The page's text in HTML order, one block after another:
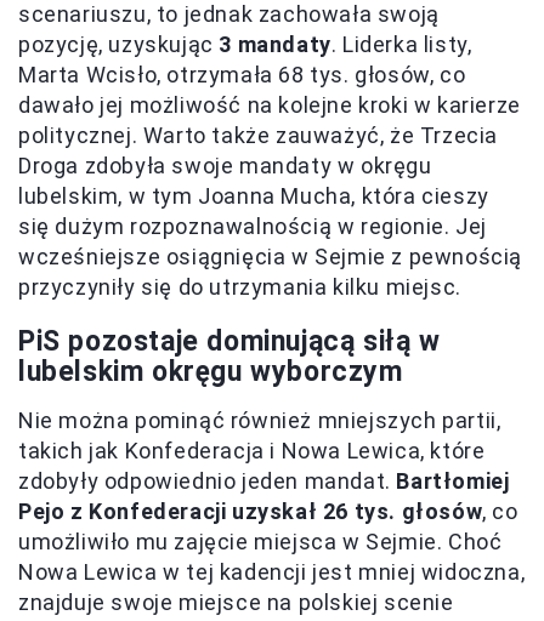
scenariuszu, to jednak zachowała swoją
pozycję, uzyskując 3 mandaty. Liderka listy,
Marta Wcisło, otrzymała 68 tys. głosów, co
dawało jej możliwość na kolejne kroki w karierze
politycznej. Warto także zauważyć, że Trzecia
Droga zdobyła swoje mandaty w okręgu
lubelskim, w tym Joanna Mucha, która cieszy
się dużym rozpoznawalnością w regionie. Jej
wcześniejsze osiągnięcia w Sejmie z pewnością
przyczyniły się do utrzymania kilku miejsc.
PiS pozostaje dominującą siłą w
lubelskim okręgu wyborczym
Nie można pominąć również mniejszych partii,
takich jak Konfederacja i Nowa Lewica, które
zdobyły odpowiednio jeden mandat. Bartłomiej
Pejo z Konfederacji uzyskał 26 tys. głosów, co
umożliwiło mu zajęcie miejsca w Sejmie. Choć
Nowa Lewica w tej kadencji jest mniej widoczna,
znajduje swoje miejsce na polskiej scenie